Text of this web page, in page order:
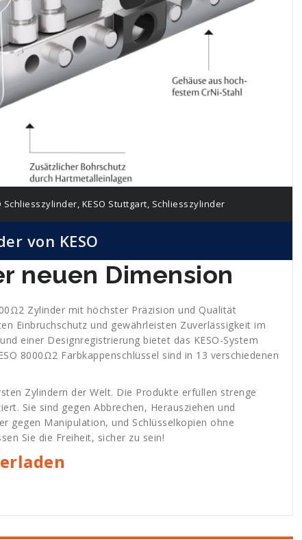
Schliesszylinder, KESO Stuttgart, Schliesszylinder
von KESO
neuen Dimension
Zylinder mit höchster Präzision und Qualität
Einbruchschutz und gewährleisten Zuverlässigkeit im
einer Designregistrierung bietet das KESO-System
8000Ω2 Farbkappenschlüssel sind in 13 verschiedenen
Zylindern der Welt. Die Produkte erfüllen strenge
Sie sind gegen Abbrechen, Herausziehen und
gegen Manipulation, und Schlüsselkopien ohne
Sie die Freiheit, sicher zu sein!